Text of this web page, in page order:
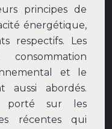
principes de
énergétique,
respectifs. Les
et le
aussi abordés.
porté sur les
récentes qui